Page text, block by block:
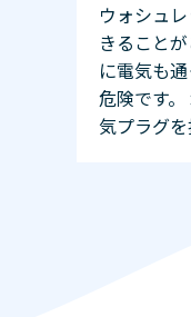
ウォシュ
きること
に電気も
危険です
気プラグ